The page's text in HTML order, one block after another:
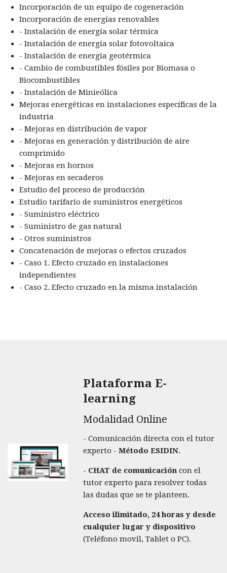
Incorporación de un equipo de cogeneración
Incorporación de energías renovables
- Instalación de energía solar térmica
- Instalación de energía solar fotovoltaica
- Instalación de energía geotérmica
- Cambio de combustibles fósiles por Biomasa o
Biocombustibles
- Instalación de Minieólica
Mejoras energéticas en instalaciones específicas de la
industria
- Mejoras en distribución de vapor
- Mejoras en generación y distribución de aire
comprimido
- Mejoras en hornos
- Mejoras en secaderos
Estudio del proceso de producción
Estudio tarifario de suministros energéticos
- Suministro eléctrico
- Suministro de gas natural
- Otros suministros
Concatenación de mejoras o efectos cruzados
- Caso 1. Efecto cruzado en instalaciones
independientes
- Caso 2. Efecto cruzado en la misma instalación
Plataforma E-
learning
Modalidad Online
- Comunicación directa con el tutor
experto -Método ESIDIN.
- CHAT de comunicacióncon el
tutor experto para resolver todas
las dudas que se te planteen.
Acceso ilimitado, 24 horas y desde
cualquier lugar y dispositivo
(Teléfono movil, Tablet o PC).